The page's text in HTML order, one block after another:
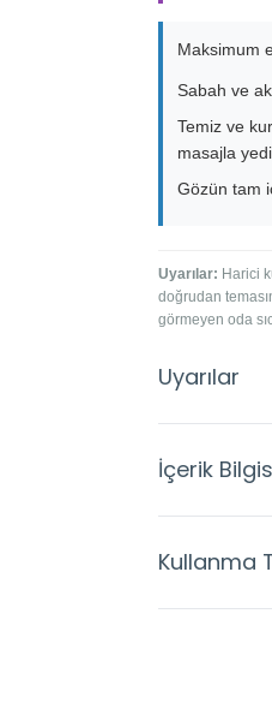
Maksimum
Sabah ve
Temiz ve
masajla
Gözün tam
Uyarılar: Harici
doğrudan
görmeyen oda
Uyarılar
İçerik
Kullanma